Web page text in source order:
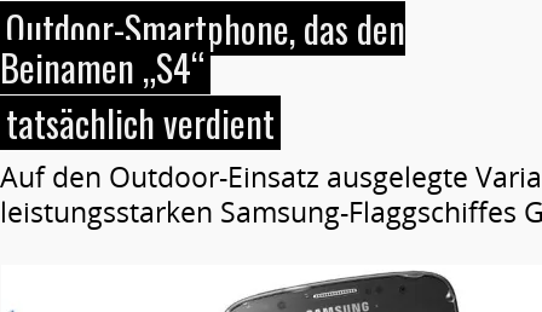
Outdoor-Smartphone, das den
Beinamen „S4“
tatsächlich verdient
Auf den Outdoor-Einsatz ausgelegte
leistungsstarken Samsung-Flaggschiffes